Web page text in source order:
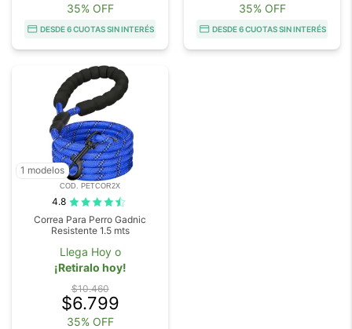
35% OFF
DESDE 6 CUOTAS SIN INTERÉS
35% OFF
DESDE 6 CUOTAS SIN INTERÉS
1 modelos
COD. PETCOR2X
4.8
Correa Para Perro Gadnic
Resistente 1.5 mts
Llega Hoy o
¡Retiralo hoy!
$10.460
$6.799
35% OFF